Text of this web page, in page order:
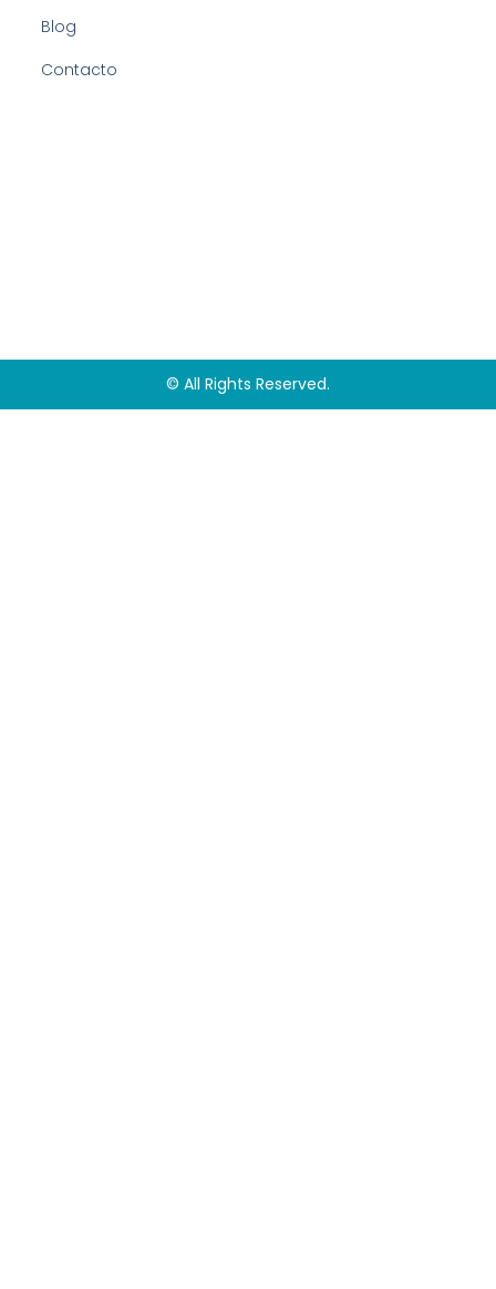
Blog
Contacto
© All Rights Reserved.